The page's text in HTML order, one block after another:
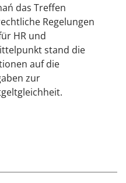
das Treffen
Regelungen
HR und
stand die
auf die
zur